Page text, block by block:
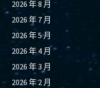
2026 年 8 月
2026 年 7 月
2026 年 5 月
2026 年 4 月
2026 年 3 月
2026 年 2 月